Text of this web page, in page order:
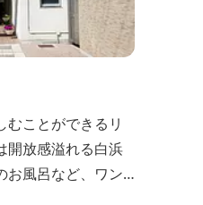
ことができるリ
開放感溢れる白浜
お風呂など、ワン